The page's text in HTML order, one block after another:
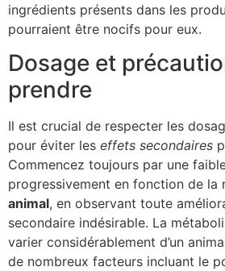
ingrédients présents dans les
pourraient être nocifs pour eux.
Dosage et
prendre
Il est crucial de respecter les
pour éviter les effets secondaires
Commencez toujours par une
progressivement en fonction de la
animal, en observant toute
secondaire indésirable. La
varier considérablement d’un
de nombreux facteurs incluant le